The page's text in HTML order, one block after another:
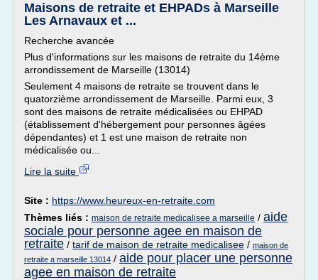
Maisons de retraite et EHPADs à Marseille
Les Arnavaux et ...
Recherche avancée
Plus d'informations sur les maisons de retraite du 14ème
arrondissement de Marseille (13014)
Seulement 4 maisons de retraite se trouvent dans le
quatorzième arrondissement de Marseille. Parmi eux, 3
sont des maisons de retraite médicalisées ou EHPAD
(établissement d'hébergement pour personnes âgées
dépendantes) et 1 est une maison de retraite non
médicalisée ou...
Lire la suite
Site : https://www.heureux-en-retraite.com
Thèmes liés : maison de retraite medicalisee a marseille / aide
sociale pour personne agee en maison de
retraite / tarif de maison de retraite medicalisee / maison de
retraite a marseille 13014 / aide pour placer une personne
agee en maison de retraite